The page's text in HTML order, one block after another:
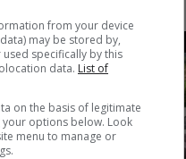
from your device
may be stored by,
specifically by this
data. List of
on the basis of legitimate
your options below. Look
menu to manage or